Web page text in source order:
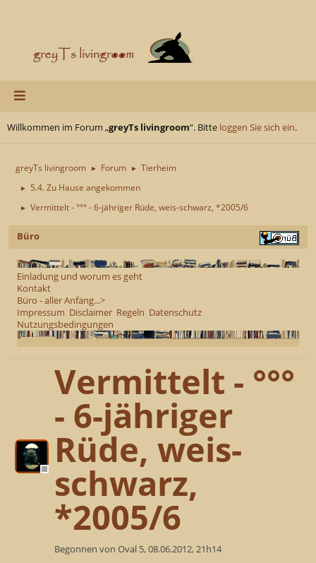
Willkommen im Forum „greyTs livingroom“. Bitte loggen Sie sich ein.
greyTs livingroom ► Forum ► Tierheim
► 5.4. Zu Hause angekommen
► Vermittelt - °°° - 6-jähriger Rüde, weis-schwarz, *2005/6
Büro
Einladung und worum es geht
Kontakt
Büro - aller Anfang...>
Impressum Disclaimer Regeln Datenschutz
Nutzungsbedingungen
Vermittelt - °°°
- 6-jähriger
Rüde, weis-
schwarz,
*2005/6
Begonnen von Oval 5, 08.06.2012, 21h14